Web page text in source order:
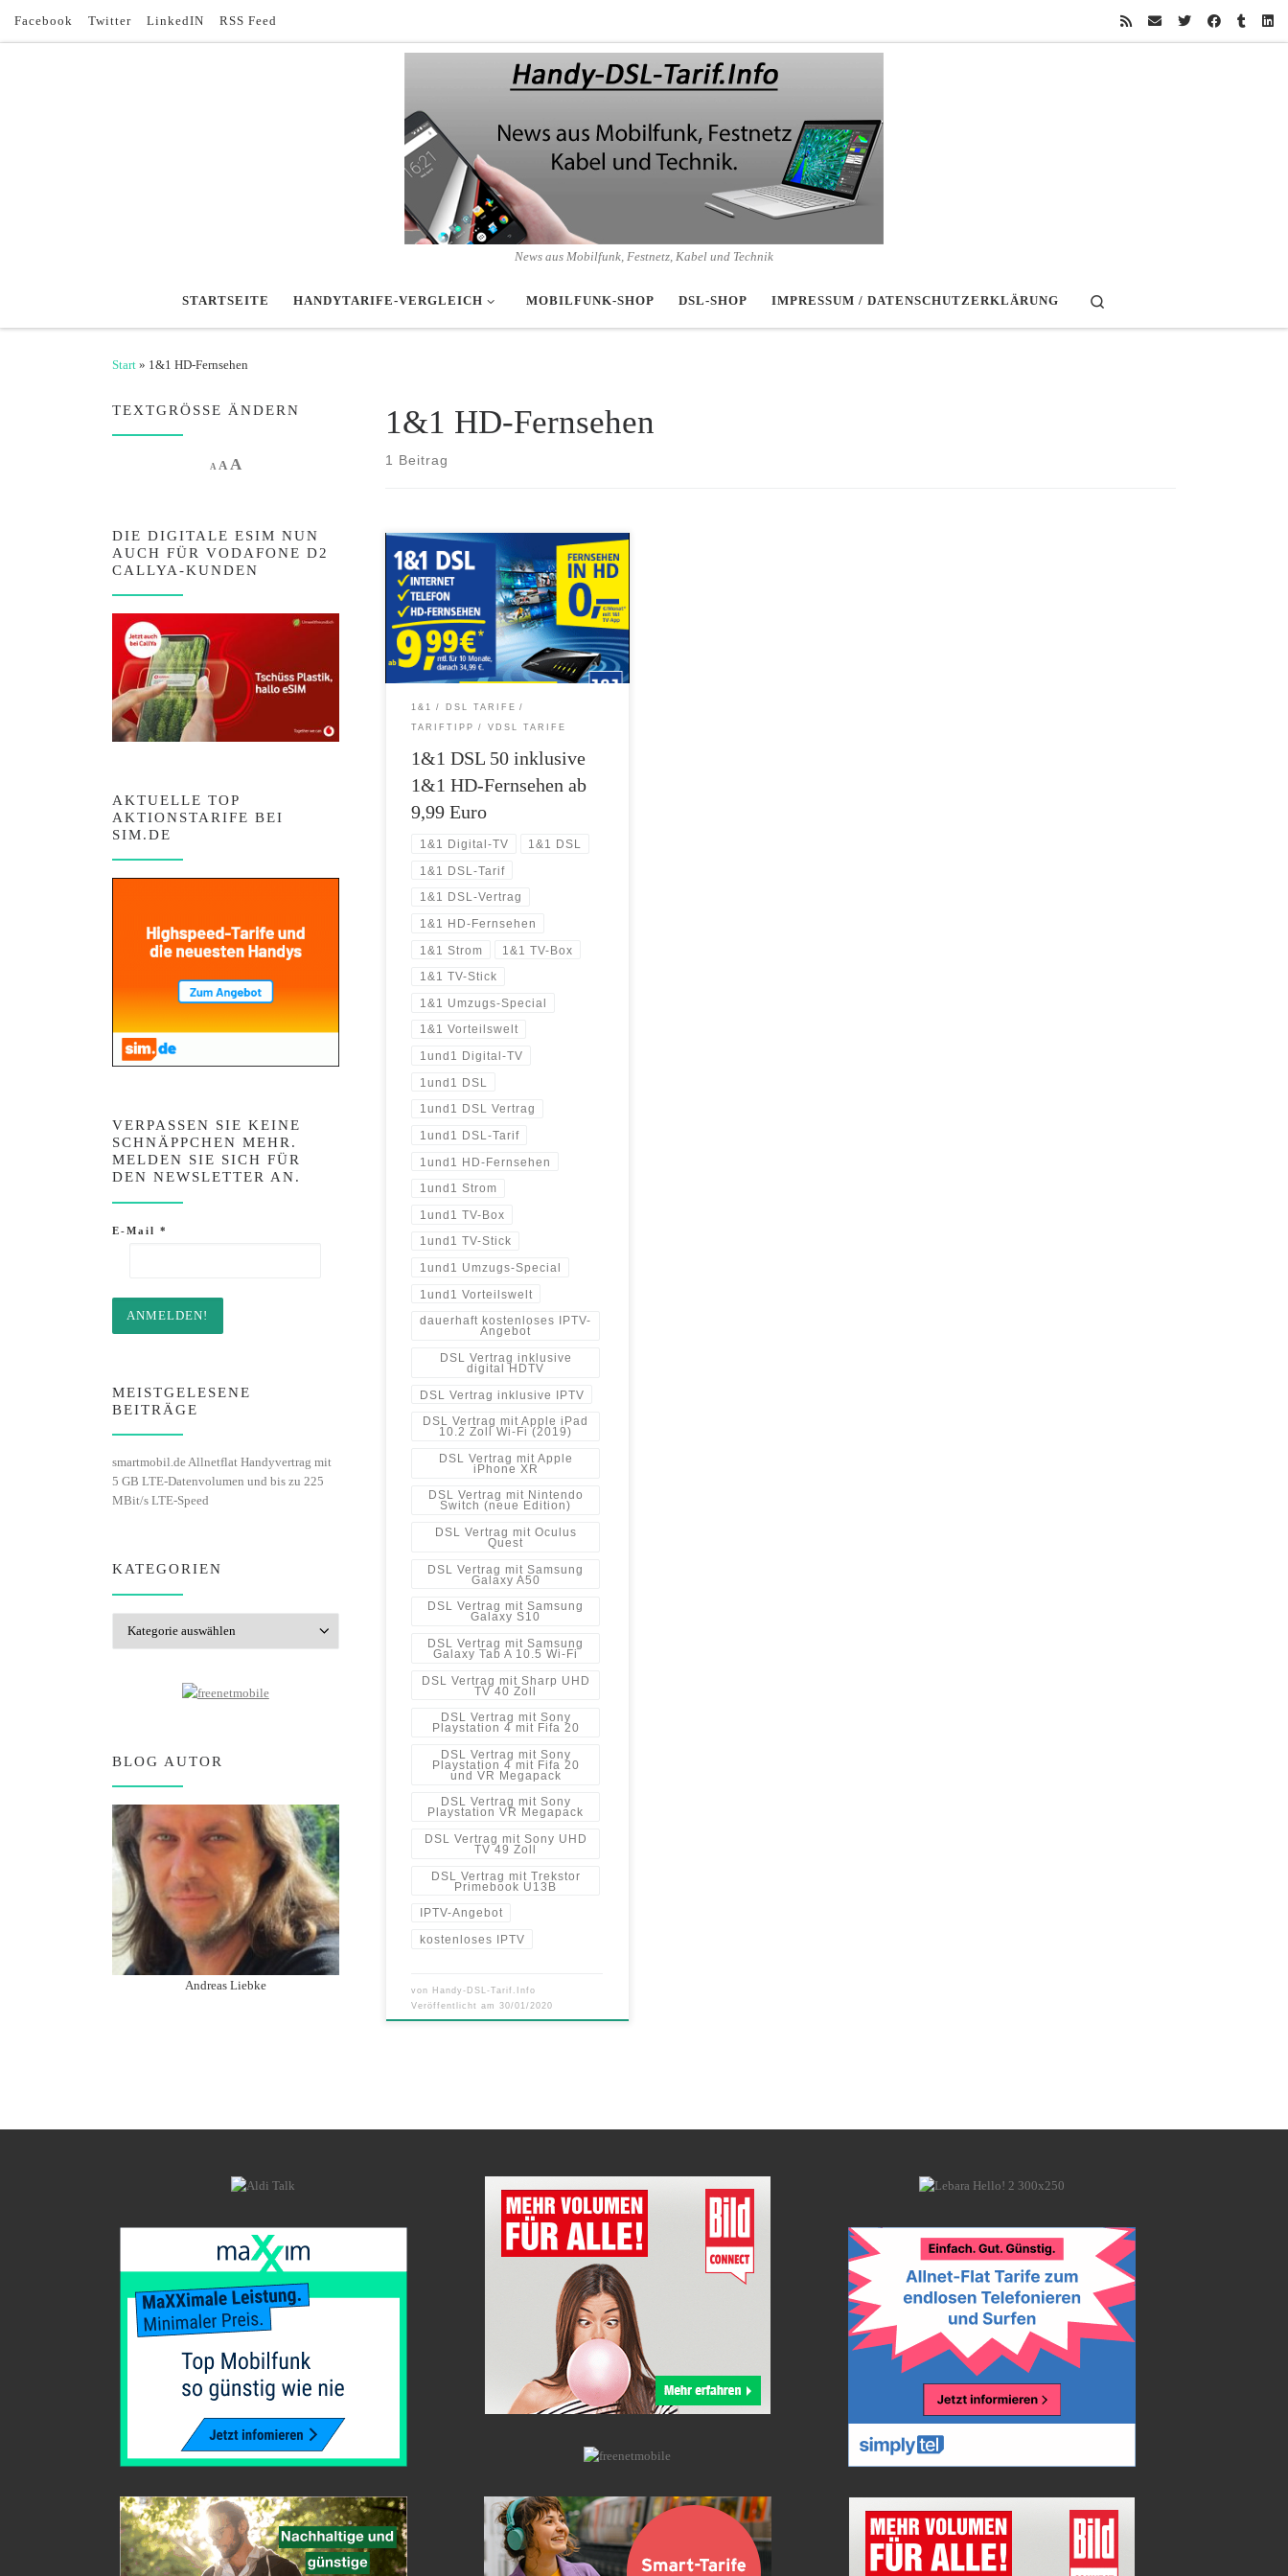
Zum Inhalt springen
Facebook Twitter LinkedIN RSS Feed
News aus Mobilfunk, Festnetz, Kabel und Technik
STARTSEITE HANDYTARIFE-VERGLEICH MOBILFUNK-SHOP DSL-SHOP IMPRESSUM / DATENSCHUTZERKLÄRUNG
Start » 1&1 HD-Fernsehen
1&1 HD-Fernsehen
1 Beitrag
Bei 1&1 DSL ist 1&1 Digital-TV jetzt
mit HD-Fernsehen inklusive. Mit dem
neuen Paket 1&1 HD-Fernsehen
bekommen 1&1 DSL Kunden so ein
dauerhaft kostenfreies IPTV-Angebot
mit über 50 Sendern in HD-Qualität zum
DSL-Vertrag ab 9,99 Euro. 1&1 HD-
1&1 DSL TARIFE
TARIFTIPP VDSL TARIFE
1&1 DSL 50 inklusive
1&1 HD-Fernsehen ab
9,99 Euro
1&1 Digital-TV 1&1 DSL
1&1 DSL-Tarif
1&1 DSL-Vertrag
1&1 HD-Fernsehen
1&1 Strom 1&1 TV-Box
1&1 TV-Stick
1&1 Umzugs-Special
1&1 Vorteilswelt
1und1 Digital-TV
1und1 DSL
1und1 DSL Vertrag
1und1 DSL-Tarif
1und1 HD-Fernsehen
1und1 Strom
1und1 TV-Box
1und1 TV-Stick
1und1 Umzugs-Special
1und1 Vorteilswelt
dauerhaft kostenloses IPTV-
Angebot
DSL Vertrag inklusive
digital HDTV
DSL Vertrag inklusive IPTV
DSL Vertrag mit Apple iPad
10.2 Zoll Wi-Fi (2019)
DSL Vertrag mit Apple
iPhone XR
DSL Vertrag mit Nintendo
Switch (neue Edition)
DSL Vertrag mit Oculus
Quest
DSL Vertrag mit Samsung
Galaxy A50
DSL Vertrag mit Samsung
Galaxy S10
DSL Vertrag mit Samsung
Galaxy Tab A 10.5 Wi-Fi
DSL Vertrag mit Sharp UHD
TV 40 Zoll
DSL Vertrag mit Sony
Playstation 4 mit Fifa 20
DSL Vertrag mit Sony
Playstation 4 mit Fifa 20
und VR Megapack
DSL Vertrag mit Sony
Playstation VR Megapack
DSL Vertrag mit Sony UHD
TV 49 Zoll
DSL Vertrag mit Trekstor
Primebook U13B
IPTV-Angebot
kostenloses IPTV
von Handy-DSL-Tarif.Info
Veröffentlicht am30/01/2020
TEXTGRÖSSE ÄNDERN
A Decrease font size.
AReset font size.
AIncrease font size.
DIE DIGITALE ESIM NUN
AUCH FÜR VODAFONE D2
CALLYA-KUNDEN
AKTUELLE TOP
AKTIONSTARIFE BEI
SIM.DE
VERPASSEN SIE KEINE
SCHNÄPPCHEN MEHR.
MELDEN SIE SICH FÜR
DEN NEWSLETTER AN.
E-Mail *
MEISTGELESENE
BEITRÄGE
smartmobil.de Allnetflat Handyvertrag mit
5 GB LTE-Datenvolumen und bis zu 225
MBit/s LTE-Speed
KATEGORIEN
BLOG AUTOR
Andreas Liebke